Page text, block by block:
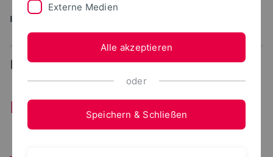
Informatik und Automation
... Prüfungsamt
Prüfungsamt
Externe Medien
Alle akzeptieren
oder
Speichern & Schließen